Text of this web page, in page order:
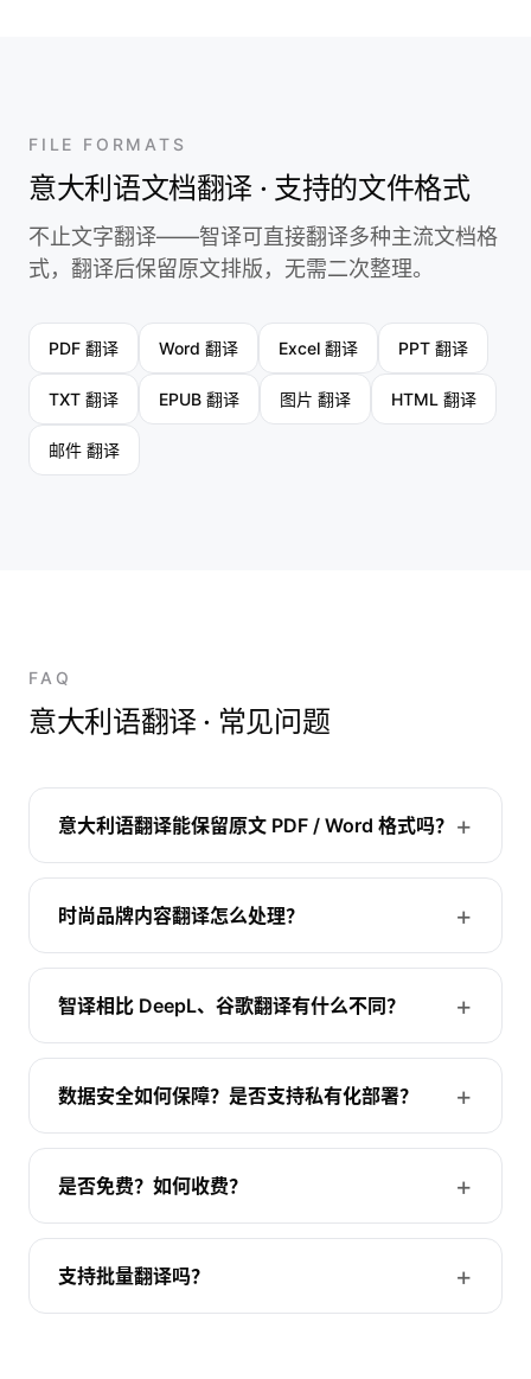
FILE FORMATS
意大利语文档翻译 · 支持的文件格式
不止文字翻译——智译可直接翻译多种主流文档格
式，翻译后保留原文排版，无需二次整理。
PDF 翻译 Word 翻译 Excel 翻译 PPT 翻译
TXT 翻译 EPUB 翻译 图片 翻译 HTML 翻译
邮件 翻译
FAQ
意大利语翻译 · 常见问题
意大利语翻译能保留原文 PDF / Word 格式吗？
时尚品牌内容翻译怎么处理？
智译相比 DeepL、谷歌翻译有什么不同？
数据安全如何保障？是否支持私有化部署？
是否免费？如何收费？
支持批量翻译吗？